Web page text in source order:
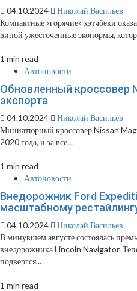
04.10.2024
Николай Васильев
Компактные «горячие» хэтчбеки
виной ужесточенные эконормы,
1 min read
Автоновости
Обновленный кроссовер
экспорта
04.10.2024
Николай Васильев
Миниатюрный кроссовер Nissan
2020 года, и за все...
1 min read
Автоновости
Внедорожник Ford
масштабному
04.10.2024
Николай Васильев
В минувшем августе состоялась
внедорожника Lincoln Navigator.
подвергся...
1 min read